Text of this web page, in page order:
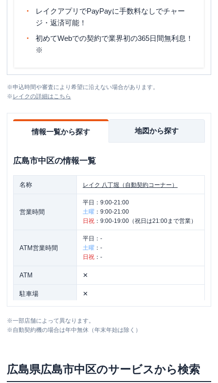
レイクアプリでPayPayに手数料なしでチャー
ジ・返済可能！
初めてWebでの契約で業界初の365日間無利息！
※
※申込時間や審査により希望に沿えない場合があります。
※ レイクの詳細はこちら
情報一覧から探す 地図から探す
広島市中区の情報一覧
名称 レイク 八丁堀（自動契約コーナー）
営業時間
平日： 9:00-21:00
土曜 ： 9:00-21:00
日祝 ： 9:00-19:00（祝日は21:00まで営業）
ATM営業時間
平日： -
土曜 ： -
日祝 ： -
ATM ✕
駐車場 ✕
住所
ビル7階
※一部店舗によって異なります。
※自動契約機の場合は年中無休（年末年始は除く）
広島県広島市中区のサービスから検索